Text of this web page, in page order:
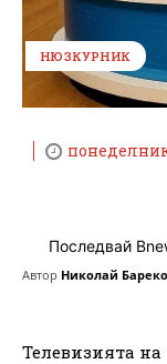
НЮЗКУРНИК
Последвай
Автор Николай
Телевизията